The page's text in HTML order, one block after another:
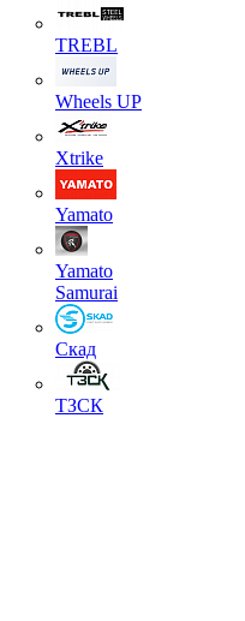
TREBL
Wheels UP
Xtrike
Yamato
Yamato
Samurai
Скад
ТЗСК